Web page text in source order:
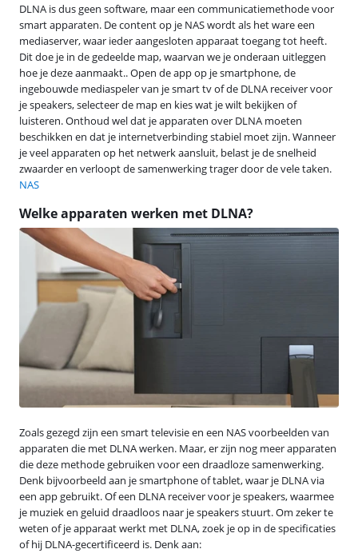
DLNA is dus geen software, maar een communicatiemethode voor
smart apparaten. De content op je NAS wordt als het ware een
mediaserver, waar ieder aangesloten apparaat toegang tot heeft.
Dit doe je in de gedeelde map, waarvan we je onderaan uitleggen
hoe je deze aanmaakt.. Open de app op je smartphone, de
ingebouwde mediaspeler van je smart tv of de DLNA receiver voor
je speakers, selecteer de map en kies wat je wilt bekijken of
luisteren. Onthoud wel dat je apparaten over DLNA moeten
beschikken en dat je internetverbinding stabiel moet zijn. Wanneer
je veel apparaten op het netwerk aansluit, belast je de snelheid
zwaarder en verloopt de samenwerking trager door de vele taken.
NAS
Welke apparaten werken met DLNA?
Zoals gezegd zijn een smart televisie en een NAS voorbeelden van
apparaten die met DLNA werken. Maar, er zijn nog meer apparaten
die deze methode gebruiken voor een draadloze samenwerking.
Denk bijvoorbeeld aan je smartphone of tablet, waar je DLNA via
een app gebruikt. Of een DLNA receiver voor je speakers, waarmee
je muziek en geluid draadloos naar je speakers stuurt. Om zeker te
weten of je apparaat werkt met DLNA, zoek je op in de specificaties
of hij DLNA-gecertificeerd is. Denk aan: